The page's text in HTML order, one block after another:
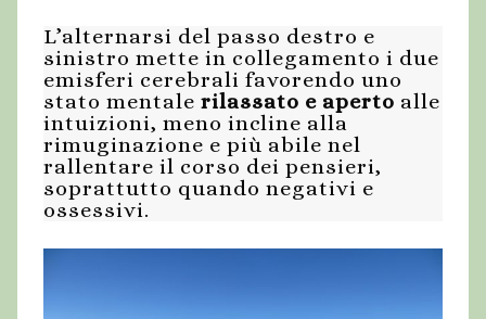
L’alternarsi del passo destro e
sinistro mette in collegamento i due
emisferi cerebrali favorendo uno
stato mentale rilassato e aperto alle
intuizioni, meno incline alla
rimuginazione e più abile nel
rallentare il corso dei pensieri,
soprattutto quando negativi e
ossessivi.